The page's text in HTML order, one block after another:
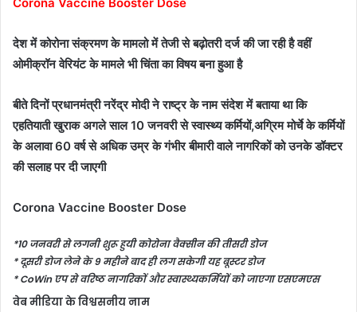
देश में कोरोना संक्रमण के मामलो में तेजी से बढ़ोतरी दर्ज की जा रही है वहीं
ओमीक्रॉन वेरियंट के मामले भी चिंता का विषय बना हुआ है
बीते दिनों प्रधानमंत्री नरेंद्र मोदी ने राष्ट्र के नाम संदेश में बताया था कि
एहतियाती खुराक अगले साल 10 जनवरी से स्वास्थ्य कर्मियों,अग्रिम मोर्चे के कर्मियों
के अलावा 60 वर्ष से अधिक उम्र के गंभीर बीमारी वाले नागरिकोंको उनके डॉक्टर
की सलाह पर दी जाएगी
Corona Vaccine Booster Dose
*10 जनवरी से लगनी शुरू हुयी कोरोना वैक्सीन की तीसरी डोज
* दूसरी डोज लेने के 9 महीने बाद ही लग सकेगी यह बूस्टर डोज
* CoWin एप से वरिष्ठ नागरिकों और स्वास्थ्यकर्मियों को जाएगा एसएमएस
वेब मीडिया के विश्वसनीय नाम